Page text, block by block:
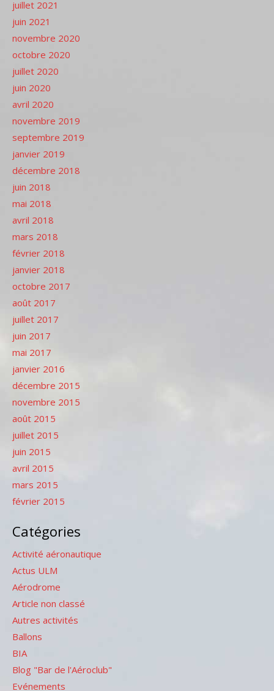
juillet 2021
juin 2021
novembre 2020
octobre 2020
juillet 2020
juin 2020
avril 2020
novembre 2019
septembre 2019
janvier 2019
décembre 2018
juin 2018
mai 2018
avril 2018
mars 2018
février 2018
janvier 2018
octobre 2017
août 2017
juillet 2017
juin 2017
mai 2017
janvier 2016
décembre 2015
novembre 2015
août 2015
juillet 2015
juin 2015
avril 2015
mars 2015
février 2015
Catégories
Activité aéronautique
Actus ULM
Aérodrome
Article non classé
Autres activités
Ballons
BIA
Blog "Bar de l'Aéroclub"
Evénements